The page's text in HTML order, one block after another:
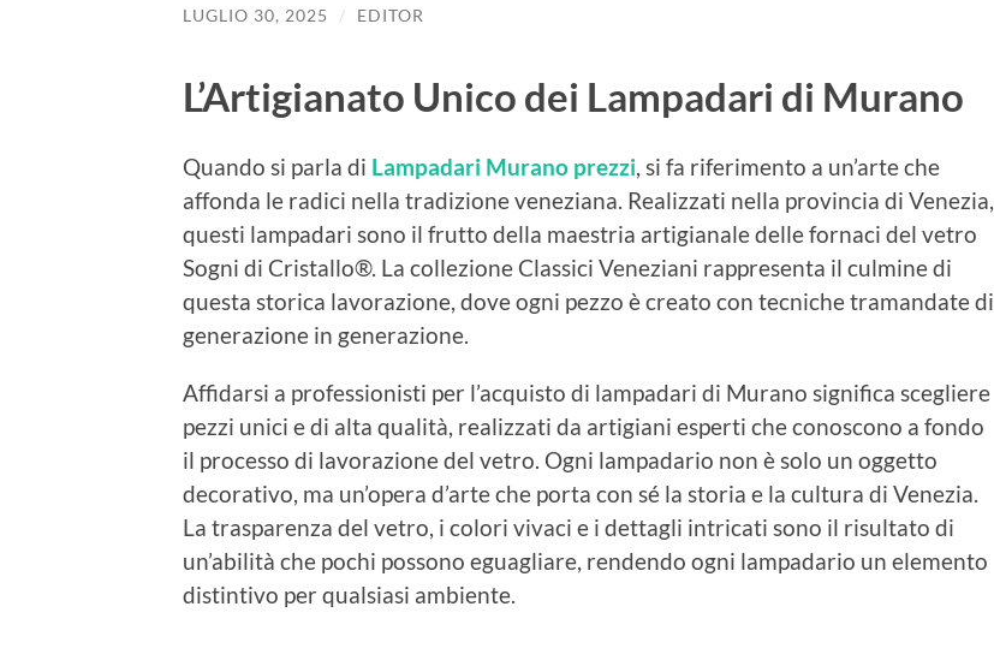
LUGLIO 30, 2025 / EDITOR
L’Artigianato Unico dei Lampadari di Murano
Quando si parla di Lampadari Murano prezzi, si fa riferimento a un’arte che
affonda le radici nella tradizione veneziana. Realizzati nella provincia di Venezia,
questi lampadari sono il frutto della maestria artigianale delle fornaci del vetro
Sogni di Cristallo®. La collezione Classici Veneziani rappresenta il culmine di
questa storica lavorazione, dove ogni pezzo è creato con tecniche tramandate di
generazione in generazione.
Affidarsi a professionisti per l’acquisto di lampadari di Murano significa scegliere
pezzi unici e di alta qualità, realizzati da artigiani esperti che conoscono a fondo
il processo di lavorazione del vetro. Ogni lampadario non è solo un oggetto
decorativo, ma un’opera d’arte che porta con sé la storia e la cultura di Venezia.
La trasparenza del vetro, i colori vivaci e i dettagli intricati sono il risultato di
un’abilità che pochi possono eguagliare, rendendo ogni lampadario un elemento
distintivo per qualsiasi ambiente.